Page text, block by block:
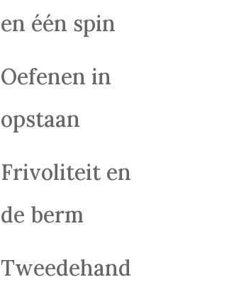
en één spin
Oefenen in
opstaan
Frivoliteit en
de berm
Tweedehand